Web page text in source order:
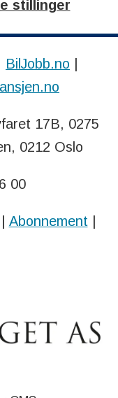
stillinger
BilJobb.no
17B, 0275
0212 Oslo
00
Abonnement|